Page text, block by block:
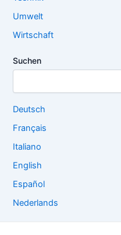
Umwelt
Wirtschaft
Suchen
Deutsch
Français
Italiano
English
Español
Nederlands